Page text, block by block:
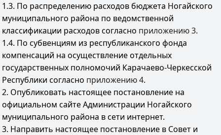
1.3. По распределению расходов бюджета Ногайского
муниципального района по ведомственной
классификации расходов согласно приложению 3.
1.4. По субвенциям из республиканского фонда
компенсаций на осуществление отдельных
государственных полномочий Карачаево-Черкесской
Республики согласно приложению 4.
2. Опубликовать настоящее постановление на
официальном сайте Администрации Ногайского
муниципального района в сети интернет.
3. Направить настоящее постановление в Совет и